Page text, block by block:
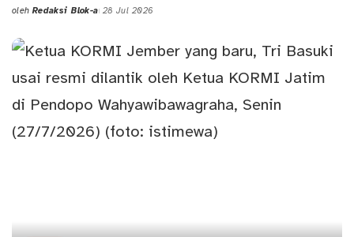
Posted
oleh Redaksi Blok-a 28 Jul 2026